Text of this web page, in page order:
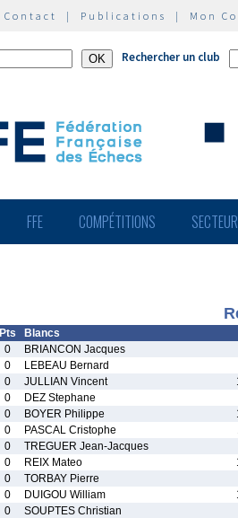
Contact | Publications | Mon
Rechercher un club
FFE COMPÉTITIONS
Pts
Blancs
0
BRIANCON Jacques
0
LEBEAU Bernard
0 JULLIAN Vincent
0
DEZ Stephane
0 BOYER Philippe
0 PASCAL Cristophe
0
TREGUER Jean-Jacques
0 REIX Mateo
0
TORBAY Pierre
0 DUIGOU William
0
SOUPTES Christian